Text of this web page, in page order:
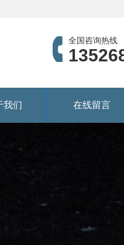
全国咨询热线
我们 在线留言